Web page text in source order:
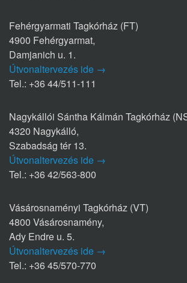
Fehérgyarmati Tagkórház (FT)
4900 Fehérgyarmat,
Damjanich u. 1.
Útvonaltervezés ide →
Tel.: +36 44/511-111
Nagykállói Sántha Kálmán Tagkórház
4320 Nagykálló,
Szabadság tér 13.
Útvonaltervezés ide →
Tel.: +36 42/563-800
Vásárosnaményi Tagkórház (VT)
4800 Vásárosnamény,
Ady Endre u. 5.
Útvonaltervezés ide →
Tel.: +36 45/570-770